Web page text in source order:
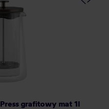
grafitowy mat 1l